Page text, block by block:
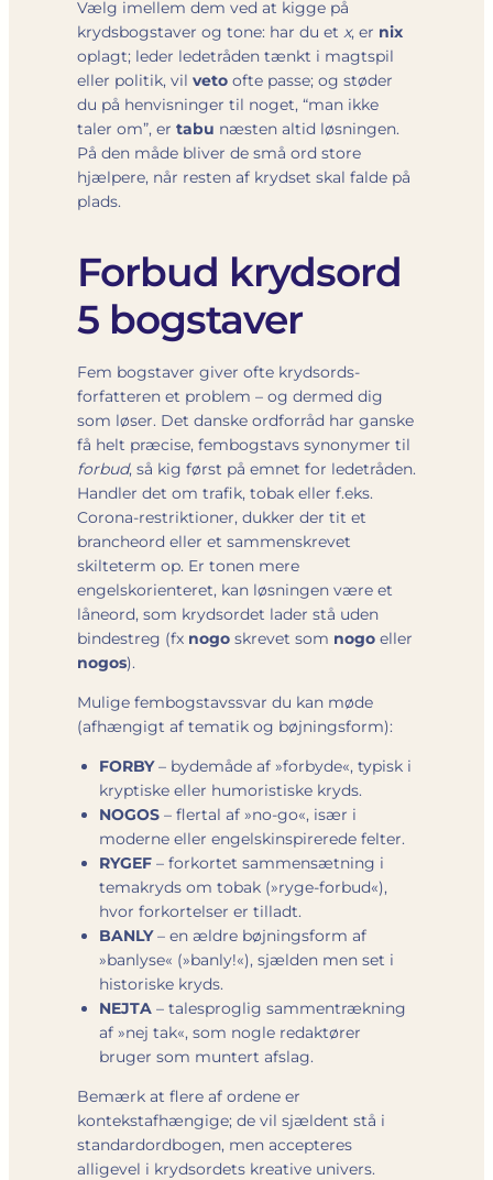
Vælg imellem dem ved at kigge på
krydsbogstaver og tone: har du et x, er nix
oplagt; leder ledetråden tænkt i magtspil
eller politik, vil veto ofte passe; og støder
du på henvisninger til noget, “man ikke
taler om”, er tabu næsten altid løsningen.
På den måde bliver de små ord store
hjælpere, når resten af krydset skal falde på
plads.
Forbud krydsord
5 bogstaver
Fem bogstaver giver ofte krydsords­
forfatteren et problem – og dermed dig
som løser. Det danske ord­forråd har ganske
få helt præcise, fembogstavs synonymer til
forbud, så kig først på emnet for ledetråden.
Handler det om trafik, tobak eller f.eks.
Corona-restriktioner, dukker der tit et
brancheord eller et sammenskrevet
skilteterm op. Er tonen mere
engelskorienteret, kan løsningen være et
låneord, som kryds­ordet lader stå uden
bindestreg (fx nogo skrevet som nogo eller
nogos).
Mulige fembogstavs­svar du kan møde
(afhængigt af tematik og bøjnings­form):
FORBY– bydemåde af »forbyde«, typisk i
kryptiske eller humoristiske kryds.
NOGOS – flertal af »no-go«, især i
moderne eller engelskinspirerede felter.
RYGEF – forkortet sammensætning i
temakryds om tobak (»ryge-forbud«),
hvor forkortelser er tilladt.
BANLY– en ældre bøjningsform af
»banlyse« (»banly!«), sjælden men set i
historiske kryds.
NEJTA – talesproglig sammentrækning
af »nej tak«, som nogle redaktører
bruger som muntert afslag.
Bemærk at flere af ordene er
kontekstafhængige; de vil sjældent stå i
standard­ordbogen, men accepteres
alligevel i krydsordets kreative univers.